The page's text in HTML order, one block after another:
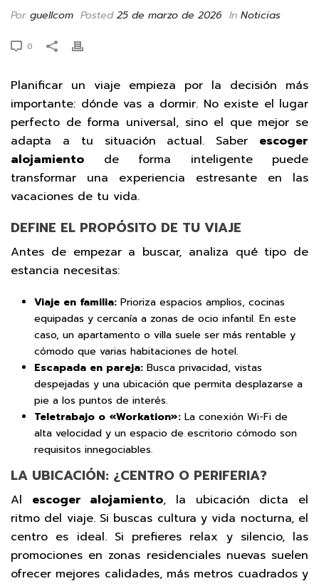
Por guellcom Posted25 de marzo de 2026 In Noticias
0
Planificar un viaje empieza por la decisión más
importante: dónde vas a dormir. No existe el lugar
perfecto de forma universal, sino el que mejor se
adapta a tu situación actual. Saber escoger
alojamiento de forma inteligente puede
transformar una experiencia estresante en las
vacaciones de tu vida.
DEFINE EL PROPÓSITO DE TU VIAJE
Antes de empezar a buscar, analiza qué tipo de
estancia necesitas:
Viaje en familia:Prioriza espacios amplios, cocinas
equipadas y cercanía a zonas de ocio infantil. En este
caso, un apartamento o villa suele ser más rentable y
cómodo que varias habitaciones de hotel.
Escapada en pareja:Busca privacidad, vistas
despejadas y una ubicación que permita desplazarse a
pie a los puntos de interés.
Teletrabajo o «Workation»:La conexión Wi-Fi de
alta velocidad y un espacio de escritorio cómodo son
requisitos innegociables.
LA UBICACIÓN: ¿CENTRO O PERIFERIA?
Al escoger alojamiento, la ubicación dicta el
ritmo del viaje. Si buscas cultura y vida nocturna, el
centro es ideal. Si prefieres relax y silencio, las
promociones en zonas residenciales nuevas suelen
ofrecer mejores calidades, más metros cuadrados y